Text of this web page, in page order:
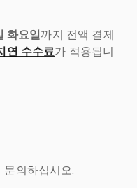
화요일까지 전액 결제
연 수수료가 적용됩니
의하십시오.